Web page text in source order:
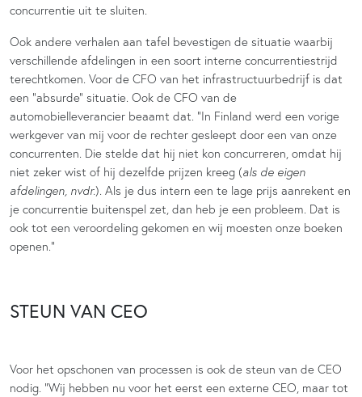
concurrentie uit te sluiten.
Ook andere verhalen aan tafel bevestigen de situatie waarbij
verschillende afdelingen in een soort interne concurrentiestrijd
terechtkomen. Voor de CFO van het infrastructuurbedrijf is dat
een “absurde” situatie. Ook de CFO van de
automobielleverancier beaamt dat. “In Finland werd een vorige
werkgever van mij voor de rechter gesleept door een van onze
concurrenten. Die stelde dat hij niet kon concurreren, omdat hij
niet zeker wist of hij dezelfde prijzen kreeg (als de eigen
afdelingen, nvdr.). Als je dus intern een te lage prijs aanrekent en
je concurrentie buitenspel zet, dan heb je een probleem. Dat is
ook tot een veroordeling gekomen en wij moesten onze boeken
openen.”
STEUN VAN CEO
Voor het opschonen van processen is ook de steun van de CEO
nodig. “Wij hebben nu voor het eerst een externe CEO, maar tot